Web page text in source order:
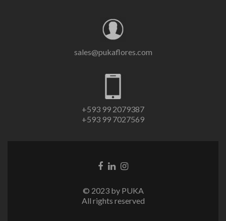
sales@pukaflores.com
+593 99 2079387
+593 99 7027569
Enlace
EnlaceEnlace
© 2023 by PUKA
All rights reserved